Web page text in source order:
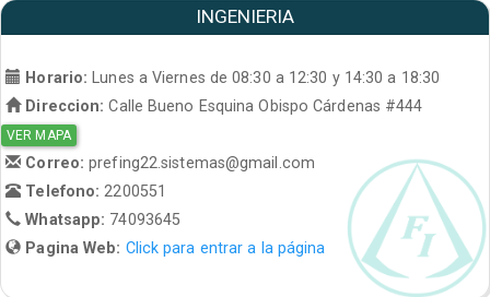
INGENIERIA
Horario:
Lunes a Viernes de 08:30 a 12:30 y 14:30 a 18:30
Direccion: Calle Bueno Esquina Obispo Cárdenas #444
VER MAPA
Correo:prefing22.sistemas@gmail.com
Telefono: 2200551
Whatsapp: 74093645
Pagina Web: Click para entrar a la página